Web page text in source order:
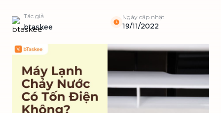
Tác giả
btaskee
Ngày cập nhật
19/11/2022